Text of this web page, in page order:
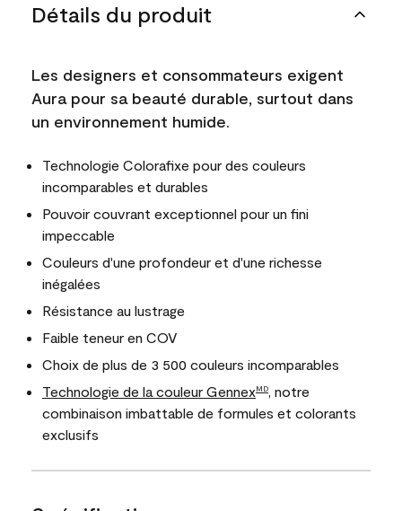
Détails du produit
Les designers et consommateurs exigent
Aura pour sa beauté durable, surtout dans
un environnement humide.
Technologie Colorafixe pour des couleurs
incomparables et durables
Pouvoir couvrant exceptionnel pour un fini
impeccable
Couleurs d'une profondeur et d'une richesse
inégalées
Résistance au lustrage
Faible teneur en COV
Choix de plus de 3 500 couleurs incomparables
Technologie de la couleur GennexMD, notre
combinaison imbattable de formules et colorants
exclusifs